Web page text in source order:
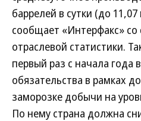
баррелей в сутки (до
сообщает «Интерфакс»
отраслевой статистики.
первый раз с начала года
обязательства в рамках
заморозке добычи на
По нему страна должна